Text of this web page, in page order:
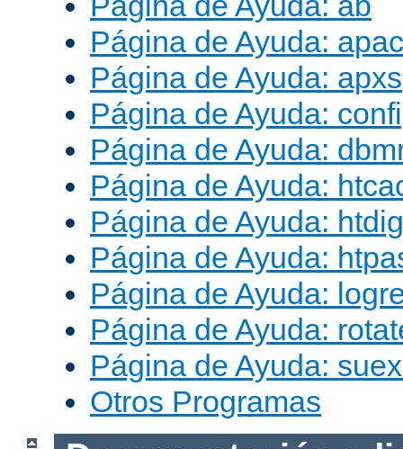
Página de Ayuda:
Página de Ayuda: apxs
Página de Ayuda:
Página de Ayuda:
Página de Ayuda:
Página de Ayuda:
Página de Ayuda:
Página de Ayuda:
Página de Ayuda:
Página de Ayuda:
Otros Programas